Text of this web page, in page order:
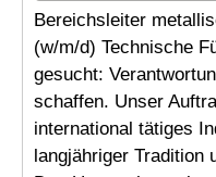
Bereichsleiter
(w/m/d) Technische
gesucht:
schaffen. Unser
international tätiges
langjähriger Tradition